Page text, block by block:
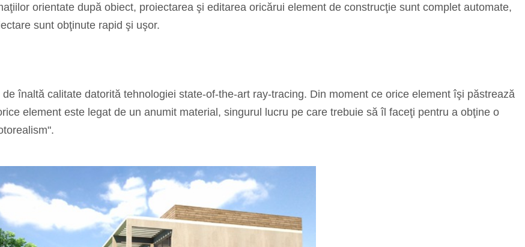
orientate după obiect, proiectarea şi editarea oricărui element de construcţie sunt complet automate,
sunt obţinute rapid şi uşor.
înaltă calitate datorită tehnologiei state-of-the-art ray-tracing. Din moment ce orice element îşi păstrează
element este legat de un anumit material, singurul lucru pe care trebuie să îl faceţi pentru a obţine o